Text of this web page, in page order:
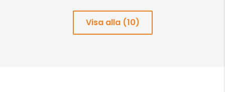
Visa alla (10)